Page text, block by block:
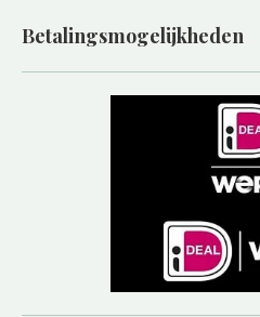
Betalingsmogelijkheden